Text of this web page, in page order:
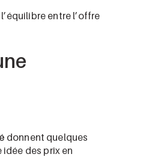
entre l’offre
donnent quelques
idée des prix en